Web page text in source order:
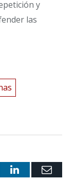
y
las
LinkedIn